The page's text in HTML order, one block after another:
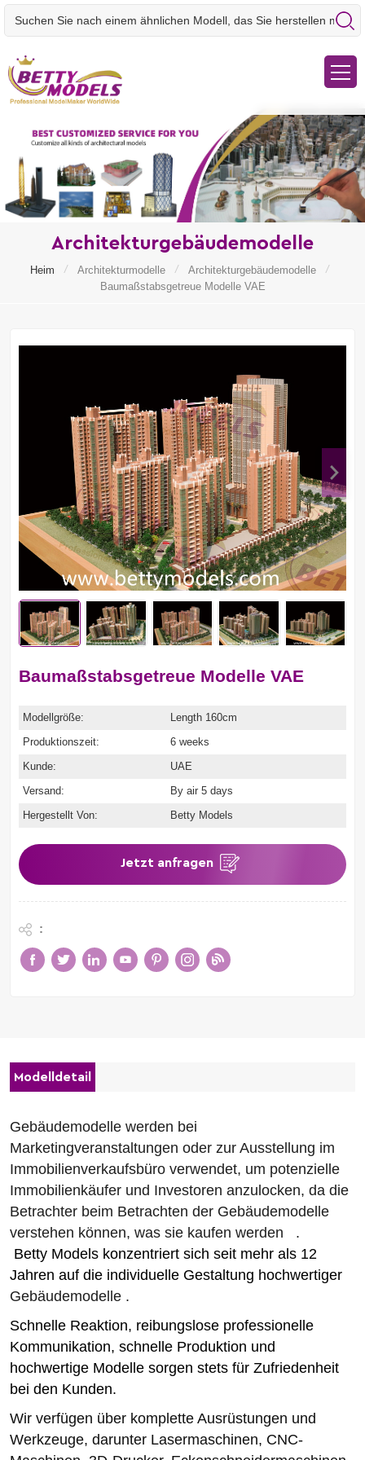
Architekturgebäudemodelle
Heim / Architekturmodelle / Architekturgebäudemodelle
/
Baumaßstabsgetreue Modelle VAE
Baumaßstabsgetreue Modelle VAE
Modellgröße:
Length 160cm
Produktionszeit:
6 weeks
Kunde:
UAE
Versand:
By air 5 days
Hergestellt Von:
Betty Models
Jetzt anfragen
:
Modelldetail
Gebäudemodelle werden bei
Marketingveranstaltungen oder zur Ausstellung im
Immobilienverkaufsbüro verwendet, um potenzielle
Immobilienkäufer und Investoren anzulocken, da die
Betrachter beim Betrachten der Gebäudemodelle
verstehen können, was sie kaufen werden
.
Betty Models konzentriert sich seit mehr als 12
Jahren auf die individuelle Gestaltung hochwertiger
Gebäudemodelle .
Schnelle Reaktion, reibungslose professionelle
Kommunikation, schnelle Produktion und
hochwertige Modelle sorgen stets für Zufriedenheit
bei den Kunden.
Wir verfügen über komplette Ausrüstungen und
Werkzeuge, darunter Lasermaschinen, CNC-